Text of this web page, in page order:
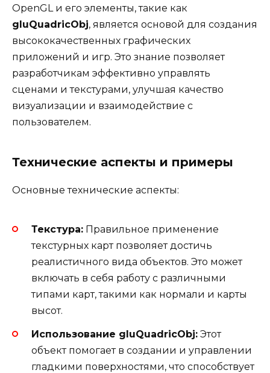
OpenGL и его элементы, такие как
gluQuadricObj, является основой для создания
высококачественных графических
приложений и игр. Это знание позволяет
разработчикам эффективно управлять
сценами и текстурами, улучшая качество
визуализации и взаимодействие с
пользователем.
Технические аспекты и примеры
Основные технические аспекты:
Текстура: Правильное применение
текстурных карт позволяет достичь
реалистичного вида объектов. Это может
включать в себя работу с различными
типами карт, такими как нормали и карты
высот.
Использование gluQuadricObj: Этот
объект помогает в создании и управлении
гладкими поверхностями, что способствует